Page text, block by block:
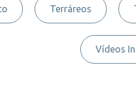
Terráreos
Vídeos